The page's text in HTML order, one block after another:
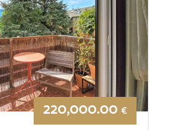
220,000.00€